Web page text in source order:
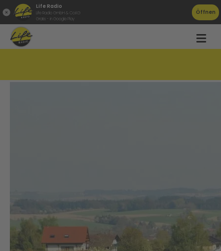
Life Radio
Life Radio GmbH & Co.KG
Gratis - in Google Play
Öffnen